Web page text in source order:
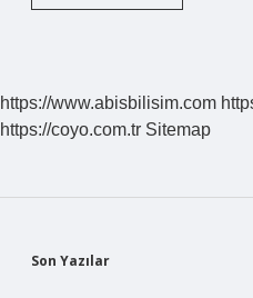
Türkçesi
https://www.abisbilisim.com
https://coyo.com.tr Sitemap
Sidebar
Son Yazılar